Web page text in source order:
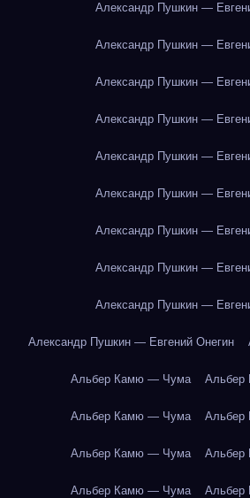
Александр Пушкин —
Александр Пушкин —
Александр Пушкин —
Александр Пушкин —
Александр Пушкин —
Александр Пушкин —
Александр Пушкин —
Александр Пушкин —
Александр Пушкин —
Александр Пушкин — Евгений Онегин
Альбер Камю — Чума
Альбер Камю — Чума
Альбер Камю — Чума
Альбер Камю — Чума